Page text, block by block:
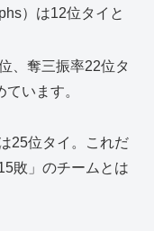
）は12位タイと
、奪三振率22位タ
います。
25位タイ。これだ
敗」のチームとは